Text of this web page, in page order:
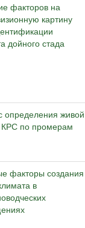
факторов на
картину
дойного стада
определения живой
по промерам
факторы создания
в